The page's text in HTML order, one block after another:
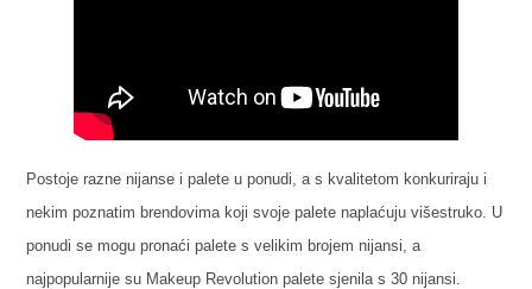
Postoje razne nijanse i palete u ponudi, a s kvalitetom konkuriraju i
nekim poznatim brendovima koji svoje palete naplaćuju višestruko. U
ponudi se mogu pronaći palete s velikim brojem nijansi, a
najpopularnije su Makeup Revolution palete sjenila s 30 nijansi.